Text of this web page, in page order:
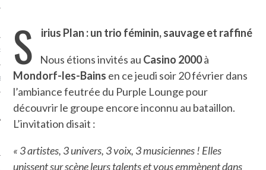
S irius Plan : un trio féminin, sauvage et raffiné
Nous étions invités au Casino 2000à
Mondorf-les-Bains en ce jeudi soir 20 février dans
l’ambiance feutrée du Purple Lounge pour
découvrir le groupe encore inconnu au bataillon.
L’invitation disait :
« 3 artistes, 3 univers, 3 voix, 3 musiciennes ! Elles
unissent sur scène leurs talents et vous emmènent dans